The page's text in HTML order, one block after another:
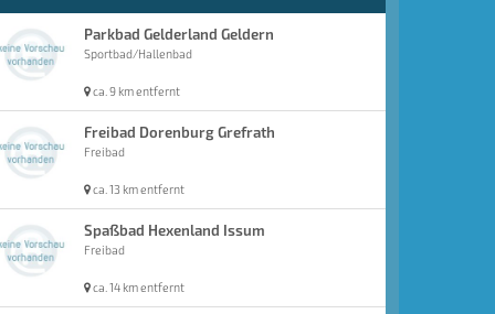
Parkbad Gelderland Geldern
Sportbad/Hallenbad
ca. 9 km entfernt
Freibad Dorenburg Grefrath
Freibad
ca. 13 km entfernt
Spaßbad Hexenland Issum
Freibad
ca. 14 km entfernt